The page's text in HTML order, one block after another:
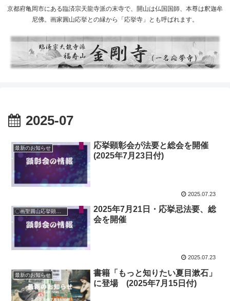
京都府亀岡市にある臨済宗天龍寺派の末寺で、開山は仏国国師、本尊は釈迦牟
尼佛。画家圓山応挙との縁から「応挙寺」とも呼ばれます。
2025-07
最新のお知らせ
応挙顕彰会が法要と総会を開催
(2025年7月23日付)
2025.07.23
〇画聖圓山応挙顕彰会
2025年7月21日・応挙忌法要、総
会を開催
2025.07.23
最新のお知らせ
書籍「もっと知りたい夏目漱石」
に登場 (2025年7月15日付)